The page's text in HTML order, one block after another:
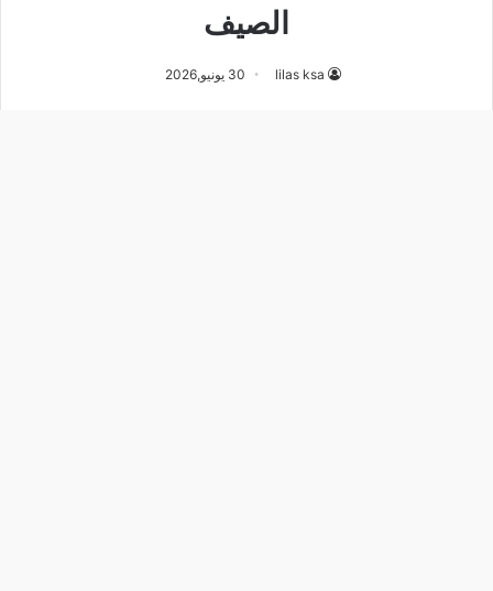
الصيف
lilas ksa 30 يونيو,2026